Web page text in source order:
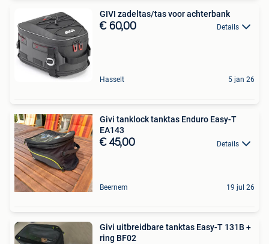
GIVI zadeltas/tas voor achterbank
€ 60,00 Details
Hasselt 5 jan 26
Givi tanklock tanktas Enduro Easy-T
EA143
€ 45,00 Details
Beernem 19 jul 26
Givi uitbreidbare tanktas Easy-T 131B +
ring BF02